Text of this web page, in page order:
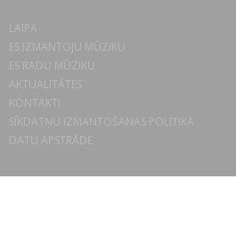
LAIPA
ES IZMANTOJU MŪZIKU
ES RADU MŪZIKU
AKTUALITĀTES
KONTAKTI
SĪKDATŅU IZMANTOŠANAS POLITIKA
DATU APSTRĀDE